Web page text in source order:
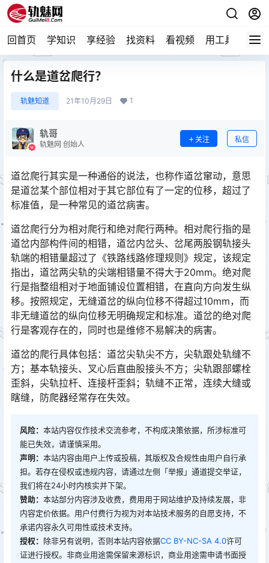
回首页 学知识 享经验 找资料 看视频 用工具 论技
什么是道岔爬行？
轨魅知道 21年10月29日 1
轨哥
轨魅网 创始人
关注 私信
道岔爬行其实是一种通俗的说法，也称作道岔窜动，意思
是道岔某个部位相对于其它部位有了一定的位移，超过了
标准值，是一种常见的道岔病害。
道岔爬行分为相对爬行和绝对爬行两种。相对爬行指的是
道岔内部构件间的相错，道岔内岔头、岔尾两股钢轨接头
轨端的相错量超过了《铁路线路修理规则》规定，该规定
指出，道岔两尖轨的尖端相错量不得大于20mm。绝对爬
行是指整组相对于地面铺设位置相错，在直向方向发生纵
移。按照规定，无缝道岔的纵向位移不得超过10mm，而
非无缝道岔的纵向位移无明确规定和标准。道岔的绝对爬
行是客观存在的，同时也是维修不易解决的病害。󠅅󠅃󠄵󠅂󠄪󠇖󠆨󠆨󠇕󠆞󠆒󠅬󠇘󠆭󠆘󠇙󠆝󠅵󠇗󠆭󠆁󠄐󠇗󠅹󠅸󠇖󠆍󠅳󠇖󠅹󠅰󠇖󠆌󠅹
道岔的爬行具体包括：道岔尖轨尖不方，尖轨跟处轨缝不
方；基本轨接头、叉心后直曲股接头不方；尖轨跟部螺栓
歪斜，尖轨拉杆、连接杆歪斜；轨缝不正常，连续大缝或
瞎缝，防爬器经常存在失效。󠅅󠅃󠄵󠅂󠄪󠇖󠆨󠆨󠇕󠆞󠆒󠅬󠇘󠆭󠆘󠇙󠆝󠅵󠇗󠆭󠆁󠄐󠇗󠅹󠅸󠇖󠆍󠅳󠇖󠅹󠅰󠇖󠆌󠅹
风险： 本站内容仅作技术交流参考，不构成决策依据，所涉标准可
能已失效，请谨慎采用。
声明： 本站内容由用户上传或投稿，其版权及合规性由用户自行承
担。若存在侵权或违规内容，请通过左侧「举报」通道提交举证，
我们将在24小时内核实并下架。
赞助： 本站部分内容涉及收费，费用用于网站维护及持续发展，非
内容定价依据。用户付费行为视为对本站技术服务的自愿支持，不
承诺内容永久可用性或技术支持。
授权： 除非另有说明，否则本站内容依据CC BY-NC-SA 4.0许可
证进行授权。非商业用途需保留来源标识，商业用途需申请书面授